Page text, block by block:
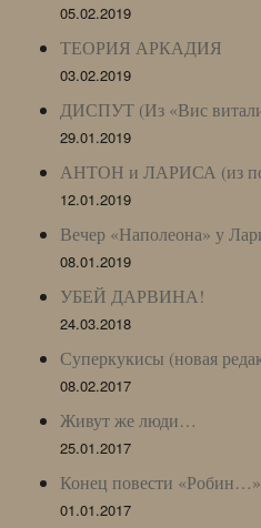
05.02.2019
ТЕОРИЯ АРКАДИЯ
03.02.2019
ДИСПУТ (Из «Вис
29.01.2019
АНТОН и ЛАРИСА (из
12.01.2019
Вечер «Наполеона» у
08.01.2019
УБЕЙ ДАРВИНА!
24.03.2018
Суперкукисы (новая
08.02.2017
Живут же люди…
25.01.2017
Конец повести «Робин…»
01.01.2017